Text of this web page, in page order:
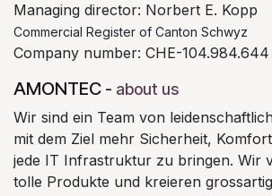
Managing director: Norbert E. Kopp
Commercial Register of Canton Schwyz
Company number: CHE-104.984.644
AMONTEC - about us
Wir sind ein Team von
mit dem Ziel mehr Sicherheit,
jede IT Infrastruktur zu bringen. Wir
tolle Produkte und kreieren